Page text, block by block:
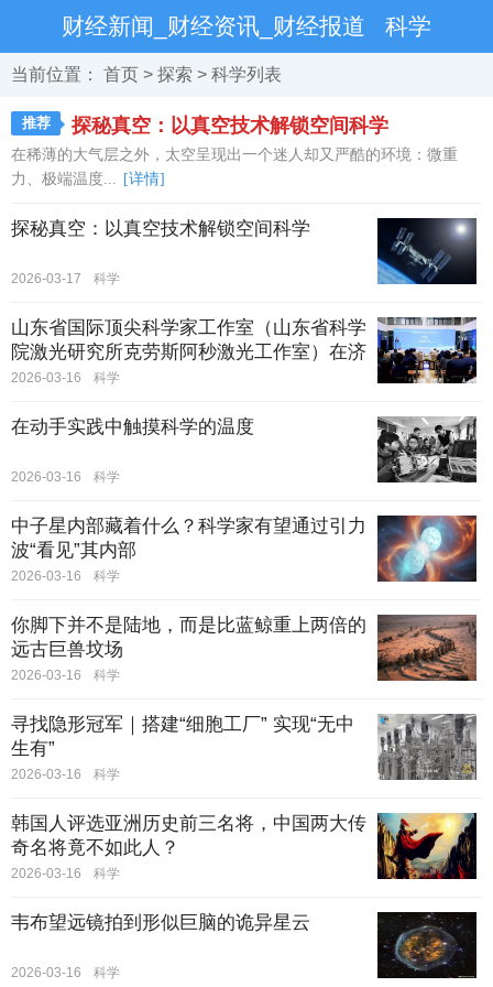
财经新闻_财经资讯_财经报道 科学
当前位置： 首页 > 探索 > 科学列表
推荐 探秘真空：以真空技术解锁空间科学
在稀薄的大气层之外，太空呈现出一个迷人却又严酷的环境：微重
力、极端温度... [详情]
探秘真空：以真空技术解锁空间科学
2026-03-17 科学
山东省国际顶尖科学家工作室（山东省科学
院激光研究所克劳斯阿秒激光工作室）在济
南正式启动
2026-03-16 科学
在动手实践中触摸科学的温度
2026-03-16 科学
中子星内部藏着什么？科学家有望通过引力
波“看见”其内部
2026-03-16 科学
你脚下并不是陆地，而是比蓝鲸重上两倍的
远古巨兽坟场
2026-03-16 科学
寻找隐形冠军｜搭建“细胞工厂” 实现“无中
生有”
2026-03-16 科学
韩国人评选亚洲历史前三名将，中国两大传
奇名将竟不如此人？
2026-03-16 科学
韦布望远镜拍到形似巨脑的诡异星云
2026-03-16 科学